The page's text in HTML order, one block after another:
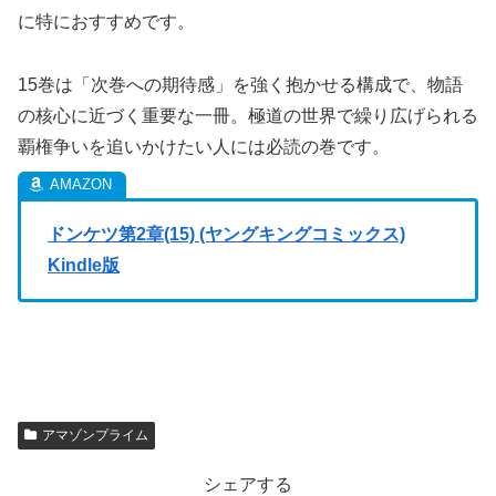
に特におすすめです。
15巻は「次巻への期待感」を強く抱かせる構成で、物語
の核心に近づく重要な一冊。極道の世界で繰り広げられる
覇権争いを追いかけたい人には必読の巻です。
ドンケツ第2章(15) (ヤングキングコミックス)
Kindle版
アマゾンプライム
シェアする